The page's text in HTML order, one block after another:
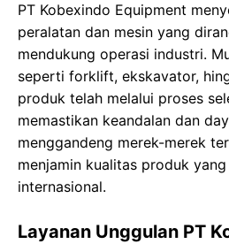
PT Kobexindo Equipment
peralatan dan mesin yang
mendukung operasi industri.
seperti forklift, ekskavator,
produk telah melalui proses
memastikan keandalan dan
menggandeng merek-merek
menjamin kualitas produk
internasional.
Layanan Unggulan PT